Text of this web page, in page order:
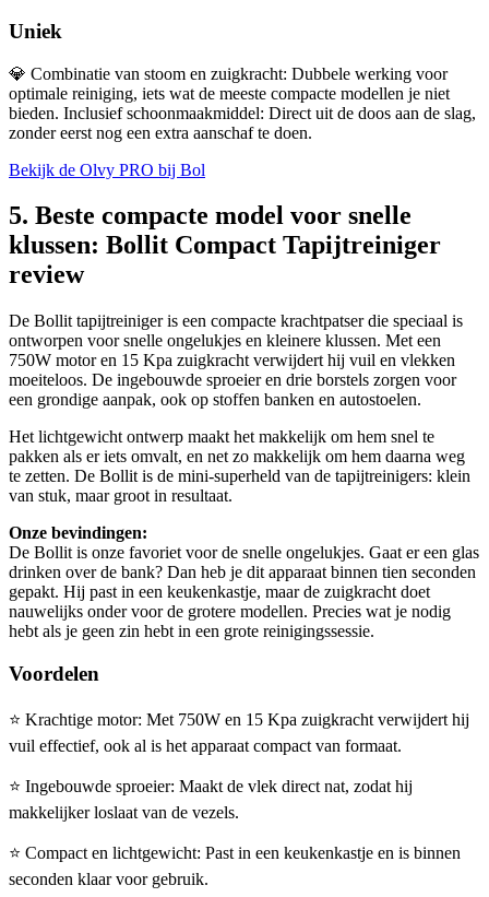
Uniek
💎 Combinatie van stoom en zuigkracht: Dubbele werking voor
optimale reiniging, iets wat de meeste compacte modellen je niet
bieden. Inclusief schoonmaakmiddel: Direct uit de doos aan de slag,
zonder eerst nog een extra aanschaf te doen.
Bekijk de Olvy PRO bij Bol
5. Beste compacte model voor snelle
klussen: Bollit Compact Tapijtreiniger
review
De Bollit tapijtreiniger is een compacte krachtpatser die speciaal is
ontworpen voor snelle ongelukjes en kleinere klussen. Met een
750W motor en 15 Kpa zuigkracht verwijdert hij vuil en vlekken
moeiteloos. De ingebouwde sproeier en drie borstels zorgen voor
een grondige aanpak, ook op stoffen banken en autostoelen.
Het lichtgewicht ontwerp maakt het makkelijk om hem snel te
pakken als er iets omvalt, en net zo makkelijk om hem daarna weg
te zetten. De Bollit is de mini-superheld van de tapijtreinigers: klein
van stuk, maar groot in resultaat.
Onze bevindingen:
De Bollit is onze favoriet voor de snelle ongelukjes. Gaat er een glas
drinken over de bank? Dan heb je dit apparaat binnen tien seconden
gepakt. Hij past in een keukenkastje, maar de zuigkracht doet
nauwelijks onder voor de grotere modellen. Precies wat je nodig
hebt als je geen zin hebt in een grote reinigingssessie.
Voordelen
⭐ Krachtige motor: Met 750W en 15 Kpa zuigkracht verwijdert hij
vuil effectief, ook al is het apparaat compact van formaat.
⭐ Ingebouwde sproeier: Maakt de vlek direct nat, zodat hij
makkelijker loslaat van de vezels.
⭐ Compact en lichtgewicht: Past in een keukenkastje en is binnen
seconden klaar voor gebruik.